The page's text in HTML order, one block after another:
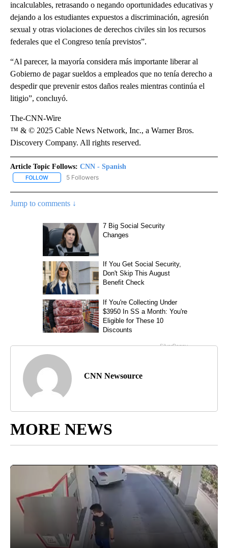
incalculables, retrasando o negando oportunidades educativas y
dejando a los estudiantes expuestos a discriminación, agresión
sexual y otras violaciones de derechos civiles sin los recursos
federales que el Congreso tenía previstos”.
“Al parecer, la mayoría considera más importante liberar al
Gobierno de pagar sueldos a empleados que no tenía derecho a
despedir que prevenir estos daños reales mientras continúa el
litigio”, concluyó.
The-CNN-Wire
™ & © 2025 Cable News Network, Inc., a Warner Bros.
Discovery Company. All rights reserved.
Article Topic Follows: CNN - Spanish
FOLLOW FOLLOW "CNN - SPANISH" TO RECEIVE NOTIFICATIONS ABOUT
5 Followers
Jump to comments ↓
CNN Newsource
MORE NEWS